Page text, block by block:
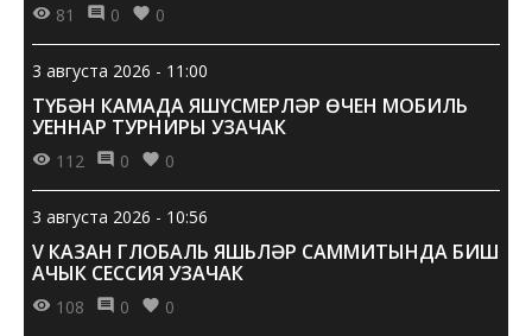
81 0 0
3 августа 2026 - 11:00
ТҮБӘН КАМАДА ЯШҮСМЕРЛӘР ӨЧЕН МОБИЛЬ
УЕННАР ТУРНИРЫ УЗАЧАК
112 0 0
3 августа 2026 - 10:56
V КАЗАН ГЛОБАЛЬ ЯШЬЛӘР САММИТЫНДА БИШ
АЧЫК СЕССИЯ УЗАЧАК
108 0 0